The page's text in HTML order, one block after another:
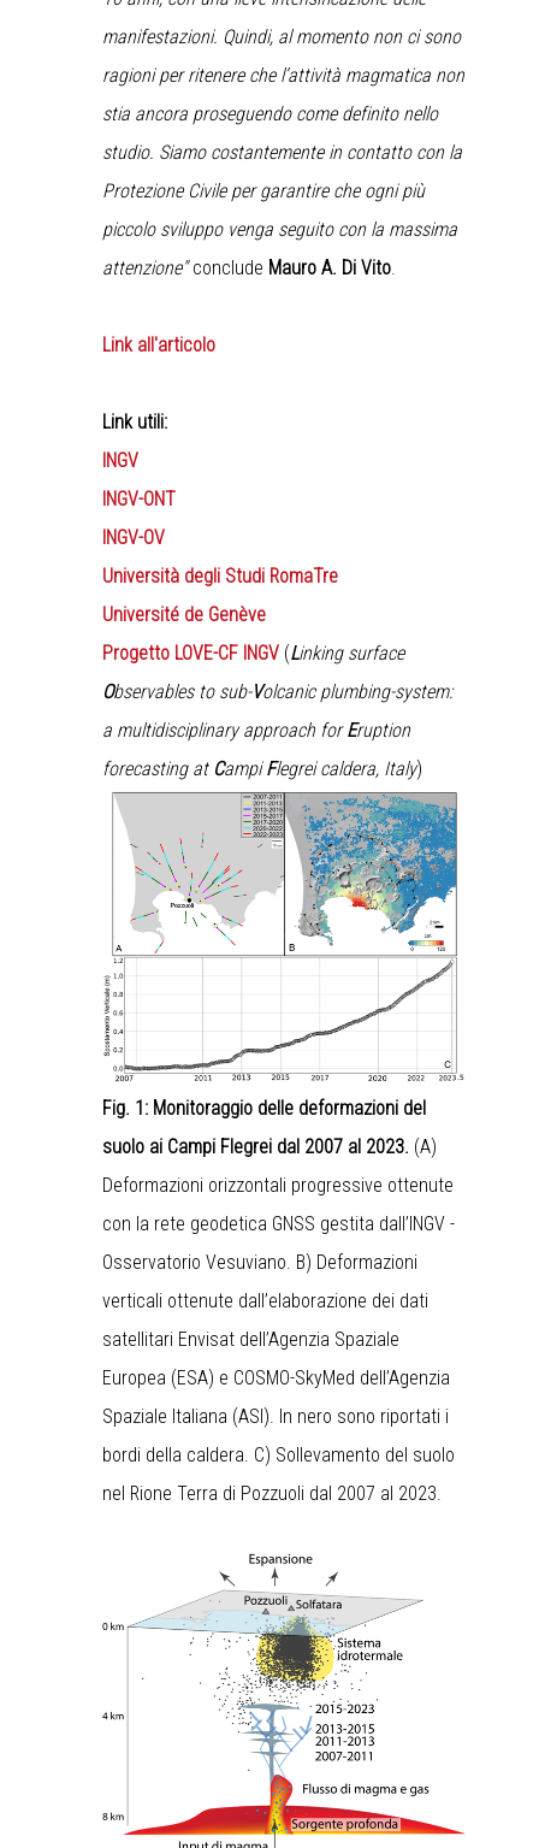
manifestazioni. Quindi, al momento non ci sono
ragioni per ritenere che l’attività magmatica non
stia ancora proseguendo come definito nello
studio. Siamo costantemente in contatto con la
Protezione Civile per garantire che ogni più
piccolo sviluppo venga seguito con la massima
attenzione"conclude Mauro A. Di Vito.
Link all'articolo
Link utili:
INGV
INGV-ONT
INGV-OV
Università degli Studi RomaTre
Université de Genève
Progetto LOVE-CF INGV (Linking surface
Observables to sub-Volcanic plumbing-system:
a multidisciplinary approach forEruption
forecasting at CampiFlegrei caldera, Italy)
Fig. 1: Monitoraggio delle deformazioni del
suolo ai Campi Flegrei dal 2007 al 2023. (A)
Deformazioni orizzontali progressive ottenute
con la rete geodetica GNSS gestita dall’INGV -
Osservatorio Vesuviano. B) Deformazioni
verticali ottenute dall’elaborazione dei dati
satellitari Envisat dell’Agenzia Spaziale
Europea (ESA) e COSMO-SkyMed dell’Agenzia
Spaziale Italiana (ASI). In nero sono riportati i
bordi della caldera. C) Sollevamento del suolo
nel Rione Terra di Pozzuoli dal 2007 al 2023.